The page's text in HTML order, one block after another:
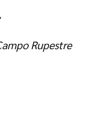
Rupestre